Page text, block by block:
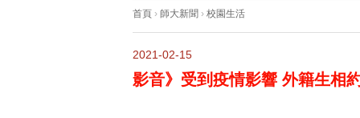
首頁 › 師大新聞 › 校園生活
2021-02-15
影音》受到疫情影響 外籍生相